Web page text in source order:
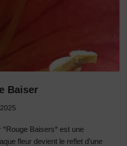
Baiser
*Rouge Baisers* est une
fleur devient le reflet d’une